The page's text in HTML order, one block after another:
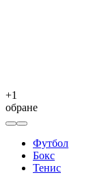
+1
обране
Футбол
Бокс
Тенис